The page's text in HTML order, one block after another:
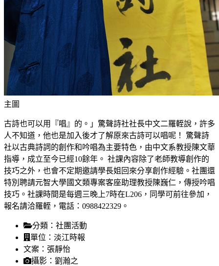
主圖
古詩也可以用『唱』的。」驚聲詩社社長中文二羅輊說，許多
人不知道，他也是加入後才了解原來古詩可以唱呢！ 驚聲詩
社以古典詩詞的創作和吟唱為主要特色，由中文系教授陳文華
指導，成立至今已經10餘年。 社課內容除了老師教導創作的
技巧之外，也會不定期邀請學長姐回來分享創作經驗。社團還
特別聘請元智大學國文類專案客座助理教授陳巍仁，傳授吟唱
技巧。社課時間是每週三晚上7時在L206，同學可前往參加，
報名請洽羅輊，電話：0988422329。
分類： 社團活動
單位： 淡江時報
文案： 張靜怡
攝影： 劉瀚之